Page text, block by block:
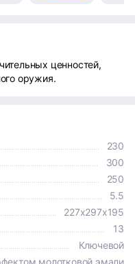
ценностей,
оружия.
230
300
250
5.5
227x297x195
13
Ключевой
молотковой эмали